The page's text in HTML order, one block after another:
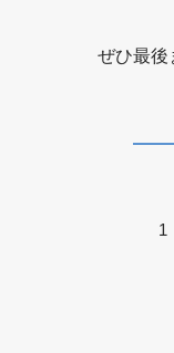
ぜひ最後